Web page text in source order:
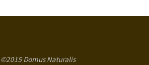
©2015 Domus Naturalis